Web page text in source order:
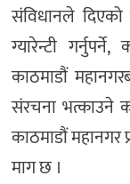
संविधानले
ग्यारेन्टी
काठमाडौं
संरचना भत्काउने
काठमाडौं महानगर
माग छ ।